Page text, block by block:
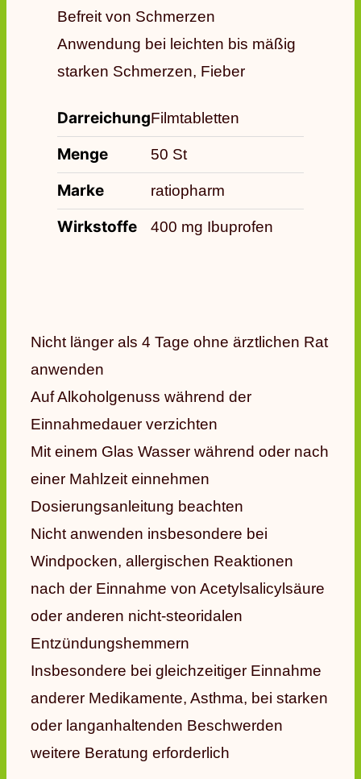
Befreit von Schmerzen
Anwendung bei leichten bis mäßig
starken Schmerzen, Fieber
DarreichungFilmtabletten
Menge 50 St
Marke ratiopharm
Wirkstoffe 400 mg Ibuprofen
Nicht länger als 4 Tage ohne ärztlichen Rat
anwenden
Auf Alkoholgenuss während der
Einnahmedauer verzichten
Mit einem Glas Wasser während oder nach
einer Mahlzeit einnehmen
Dosierungsanleitung beachten
Nicht anwenden insbesondere bei
Windpocken, allergischen Reaktionen
nach der Einnahme von Acetylsalicylsäure
oder anderen nicht-steoridalen
Entzündungshemmern
Insbesondere bei gleichzeitiger Einnahme
anderer Medikamente, Asthma, bei starken
oder langanhaltenden Beschwerden
weitere Beratung erforderlich